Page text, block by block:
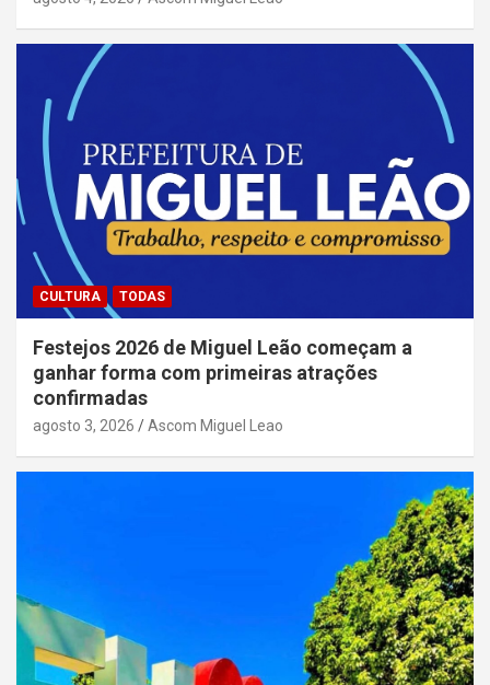
CULTURA TODAS
Festejos 2026 de Miguel Leão começam a
ganhar forma com primeiras atrações
confirmadas
agosto 3, 2026 Ascom Miguel Leao